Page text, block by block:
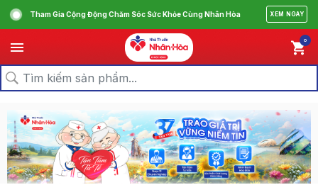
Tham Gia Cộng Động Chăm Sóc Sức Khỏe Cùng Nhân Hòa XEM NGAY
0